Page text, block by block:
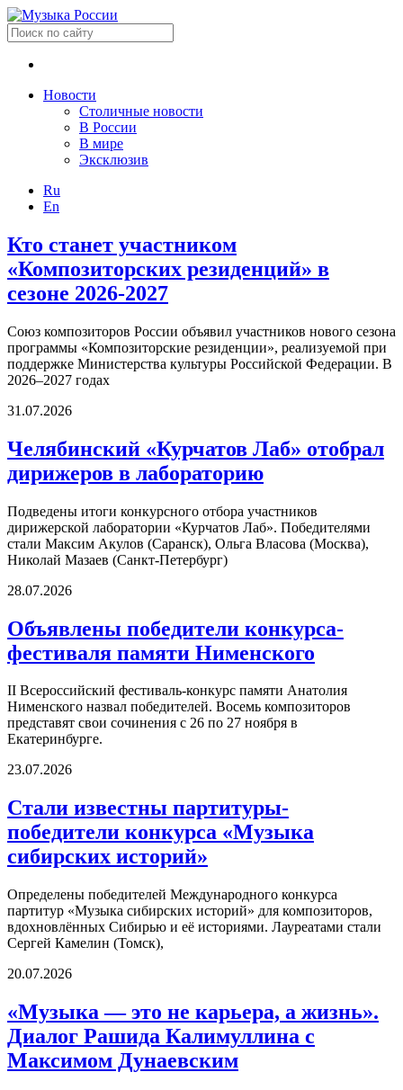
Новости
Столичные новости
В России
В мире
Эксклюзив
Ru
En
Кто станет участником
«Композиторских резиденций» в
сезоне 2026-2027
Союз композиторов России объявил участников нового сезона
программы «Композиторские резиденции», реализуемой при
поддержке Министерства культуры Российской Федерации. В
2026–2027 годах
31.07.2026
Челябинский «Курчатов Лаб» отобрал
дирижеров в лабораторию
Подведены итоги конкурсного отбора участников
дирижерской лаборатории «Курчатов Лаб». Победителями
стали Максим Акулов (Саранск), Ольга Власова (Москва),
Николай Мазаев (Санкт-Петербург)
28.07.2026
Объявлены победители конкурса-
фестиваля памяти Нименского
II Всероссийский фестиваль-конкурс памяти Анатолия
Нименского назвал победителей. Восемь композиторов
представят свои сочинения с 26 по 27 ноября в
Екатеринбурге.
23.07.2026
Стали известны партитуры-
победители конкурса «Музыка
сибирских историй»
Определены победителей Международного конкурса
партитур «Музыка сибирских историй» для композиторов,
вдохновлённых Сибирью и её историями. Лауреатами стали
Сергей Камелин (Томск),
20.07.2026
«Музыка — это не карьера, а жизнь».
Диалог Рашида Калимуллина с
Максимом Дунаевским